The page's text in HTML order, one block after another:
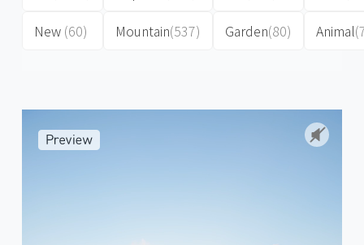
New (60)
Mountain(537)
Garden(80)
Animal